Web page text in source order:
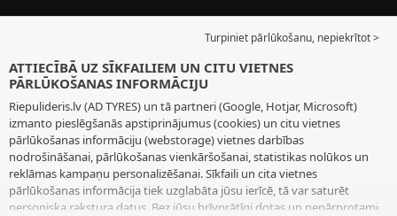
Turpiniet pārlūkošanu, nepiekrītot >
ATTIECĪBĀ UZ SĪKFAILIEM UN CITU VIETNES
PĀRLŪKOŠANAS INFORMĀCIJU
Riepulideris.lv (AD TYRES) un tā partneri (Google, Hotjar, Microsoft)
izmanto pieslēgšanās apstiprinājumus (cookies) un citu vietnes
pārlūkošanas informāciju (webstorage) vietnes darbības
nodrošināšanai, pārlūkošanas vienkāršošanai, statistikas nolūkos un
reklāmas kampaņu personalizēšanai. Sīkfaili un cita vietnes
pārlūkošanas informācija tiek uzglabāta jūsu ierīcē, tā var saturēt
personiska rakstura datus. Bez jūsu brīvprātīgi dotas un nepārprotami